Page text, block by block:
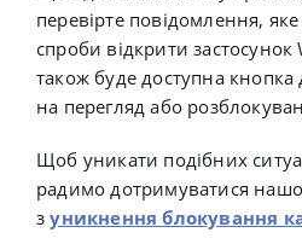
перевірте повідомлення, яке
спроби відкрити
також буде доступна
на перегляд або
Щоб уникати подібних
радимо дотримуватися нашої
з уникнення блокування